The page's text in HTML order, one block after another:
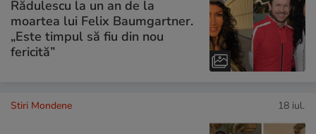
Rădulescu la un an de la
moartea lui Felix Baumgartner.
„Este timpul să fiu din nou
fericită”
Stiri Mondene 18 iul.